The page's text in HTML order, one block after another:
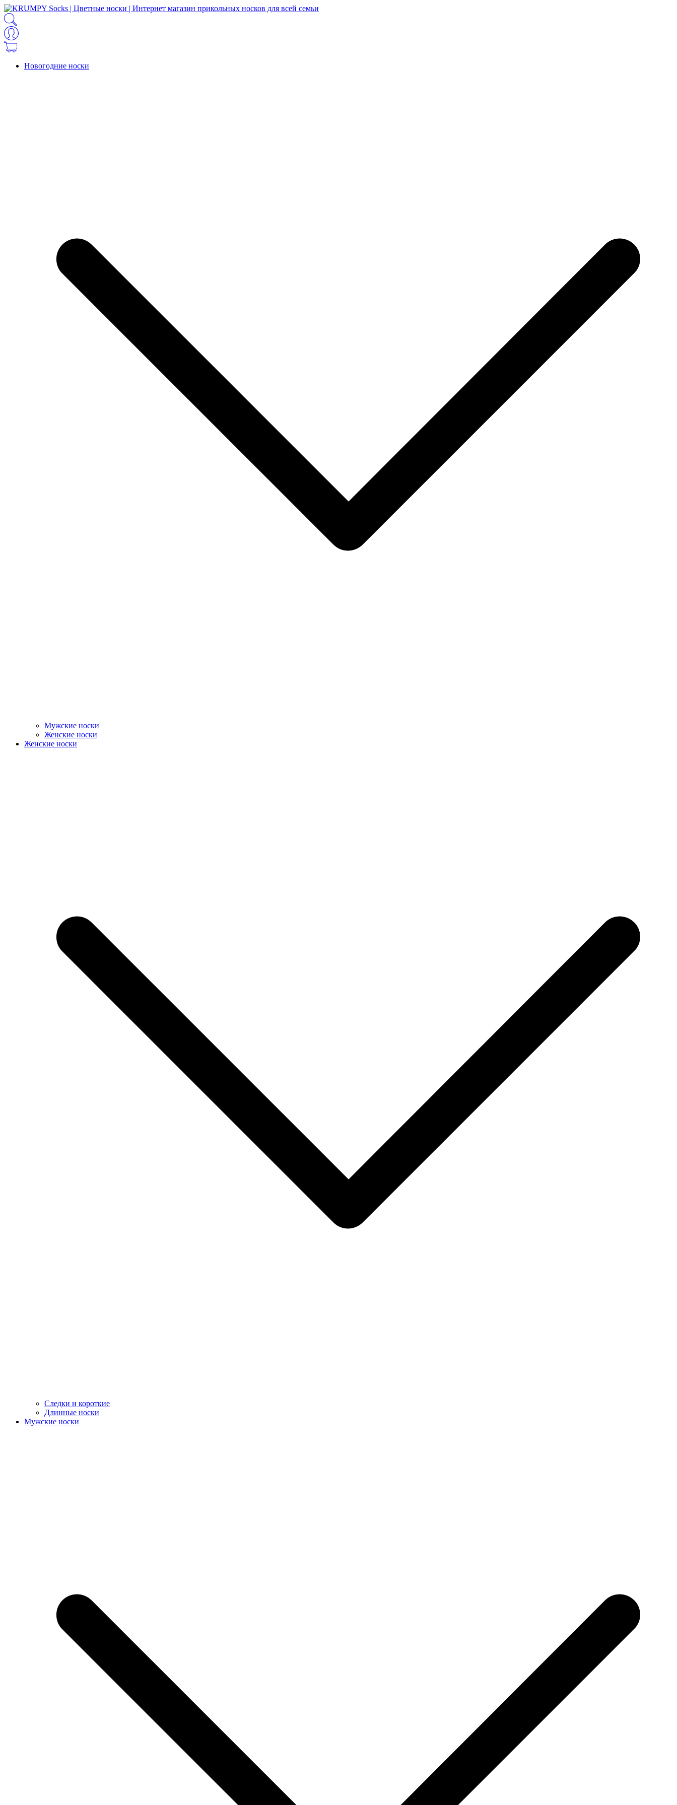
Новогодние носки
Мужские носки
Женские носки
Женские носки
Следки и короткие
Длинные носки
Мужские носки